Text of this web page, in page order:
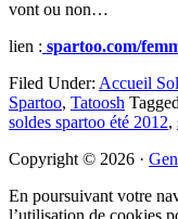
vont ou non…
lien : spartoo.com/
Filed Under: Accueil
Spartoo, Tatoosh
soldes spartoo été 2012,
Primary
Sidebar
Copyright © 2026 ·
En poursuivant votre